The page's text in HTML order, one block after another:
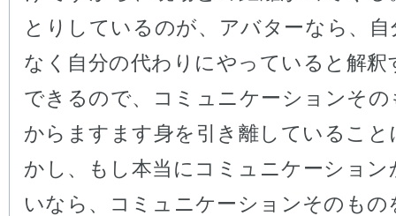
とりしているのが、アバターなら、自
なく自分の代わりにやっていると解釈
できるので、コミュニケーションその
からますます身を引き離していること
かし、もし本当にコミュニケーション
いなら、コミュニケーションそのもの